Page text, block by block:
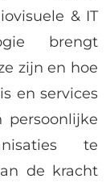
& IT
brengt
zijn en hoe
en services
persoonlijke
te
de kracht